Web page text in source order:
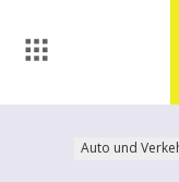
Auto und